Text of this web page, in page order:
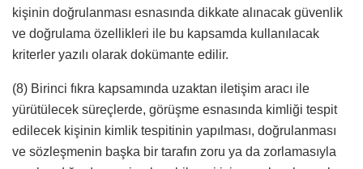
kişinin doğrulanması esnasında dikkate alınacak güvenlik
ve doğrulama özellikleri ile bu kapsamda kullanılacak
kriterler yazılı olarak dokümante edilir.
(8) Birinci fıkra kapsamında uzaktan iletişim aracı ile
yürütülecek süreçlerde, görüşme esnasında kimliği tespit
edilecek kişinin kimlik tespitinin yapılması, doğrulanması
ve sözleşmenin başka bir tarafın zoru ya da zorlamasıyla